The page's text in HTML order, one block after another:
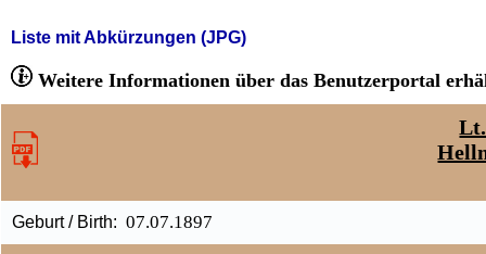
Liste mit Abkürzungen (JPG)
Weitere Informationen über das Benutzerportal
Geburt / Birth: 07.07.1897